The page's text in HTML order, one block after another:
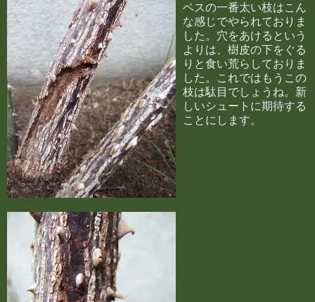
ベスの一番太い枝はこん
な感じでやられておりま
した。穴をあけるという
よりは、樹皮の下をぐる
りと食い荒らしておりま
した。これではもうこの
枝は駄目でしょうね。新
しいシュートに期待する
ことにします。